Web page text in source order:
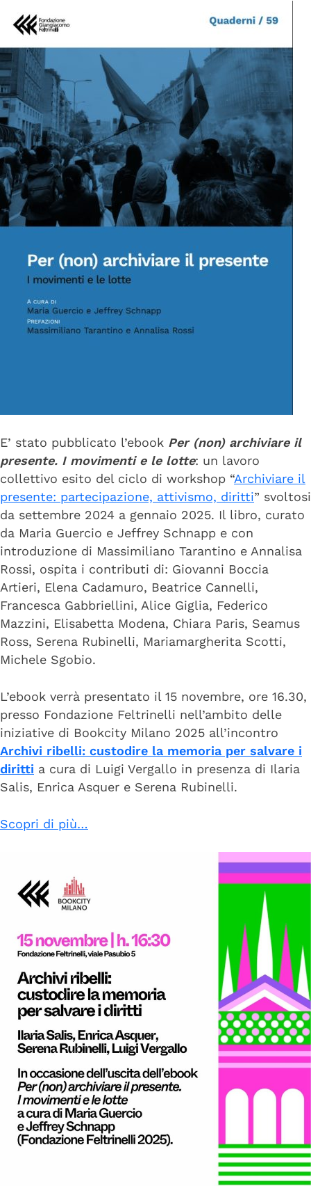
E’ stato pubblicato l’ebook Per (non) archiviare il
presente. I movimenti e le lotte: un lavoro
collettivo esito del ciclo di workshop “Archiviare il
presente: partecipazione, attivismo, diritti” svoltosi
da settembre 2024 a gennaio 2025. Il libro, curato
da Maria Guercio e Jeffrey Schnapp e con
introduzione di Massimiliano Tarantino e Annalisa
Rossi, ospita i contributi di: Giovanni Boccia
Artieri, Elena Cadamuro, Beatrice Cannelli,
Francesca Gabbriellini, Alice Giglia, Federico
Mazzini, Elisabetta Modena, Chiara Paris, Seamus
Ross, Serena Rubinelli, Mariamargherita Scotti,
Michele Sgobio.
L’ebook verrà presentato il 15 novembre, ore 16.30,
presso Fondazione Feltrinelli nell’ambito delle
iniziative di Bookcity Milano 2025 all’incontro
Archivi ribelli: custodire la memoria per salvare i
diritti a cura di Luigi Vergallo in presenza di Ilaria
Salis, Enrica Asquer e Serena Rubinelli.
Scopri di più…